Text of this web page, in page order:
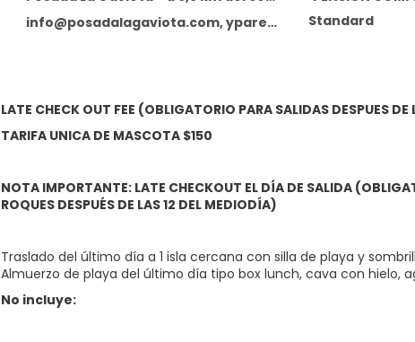
info@posadalagaviota.com, yparedes@turaser.com, Posada La Gaviota
Standard
No incluye:
Traslado del último día a 1 isla cercana con silla de playa y
Almuerzo de playa del último día tipo box lunch, cava con hielo,
NOTA IMPORTANTE: LATE CHECKOUT EL DÍA DE SALIDA
ROQUES DESPUÉS DE LAS 12 DEL MEDIODÍA)
TARIFA UNICA DE MASCOTA $150
LATE CHECK OUT FEE (OBLIGATORIO PARA SALIDAS DESPUES